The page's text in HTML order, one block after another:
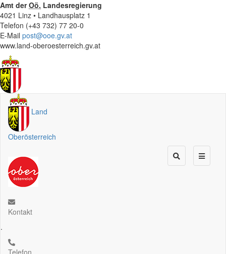
Amt derOö. Landesregierung
4021 Linz • Landhausplatz 1
Telefon (+43 732) 77 20-0
E-Mail post@ooe.gv.at
www.land-oberoesterreich.gv.at
Land
Oberösterreich
Kontakt
.
Telefon